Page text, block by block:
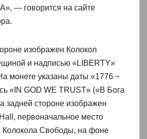
— говорится на сайте
изображен Колокол
и надписью «LIBERTY»
монете указаны даты «1776 ~
«IN GOD WE TRUST» («В Бога
задней стороне изображен
первоначальное место
Колокола Свободы, на фоне